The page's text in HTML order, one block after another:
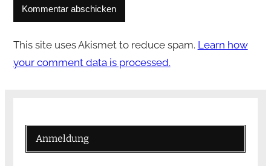
This site uses Akismet to reduce spam. Learn how
your comment data is processed.
Anmeldung